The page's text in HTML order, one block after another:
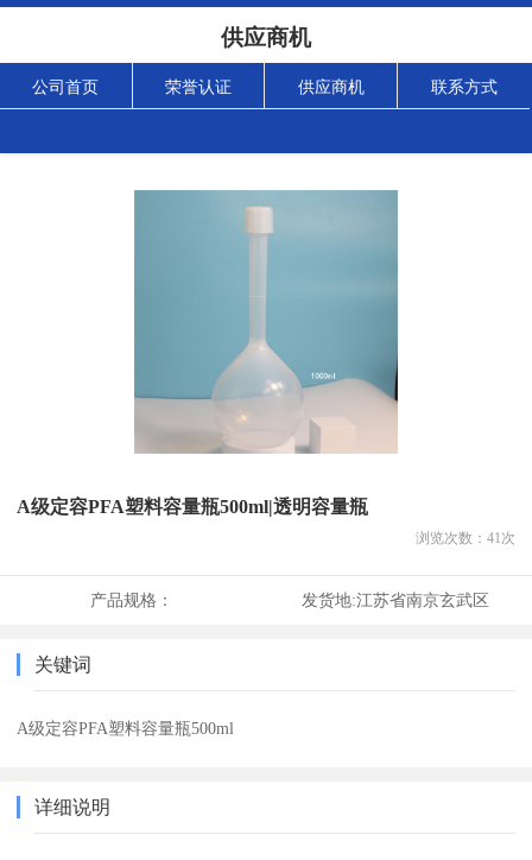
供应商机
公司首页 荣誉认证 供应商机 联系方式
A级定容PFA塑料容量瓶500ml|透明容量瓶
浏览次数： 41次
产品规格： 发货地:江苏省南京玄武区
关键词
A级定容PFA塑料容量瓶500ml
详细说明